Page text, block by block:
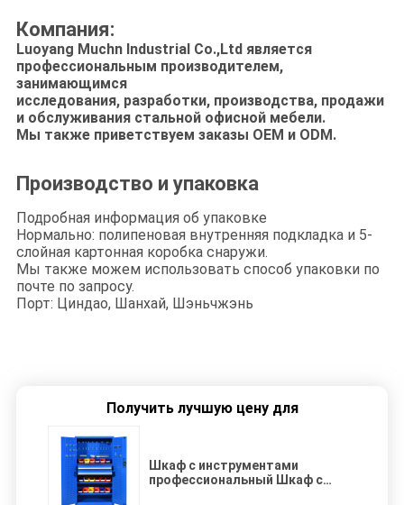
Компания:
Luoyang Muchn Industrial Co.,Ltd является
профессиональным производителем,
занимающимся
исследования, разработки, производства, продажи
и обслуживания стальной офисной мебели.
Мы также приветствуем заказы OEM и ODM.
Производство и упаковка
Подробная информация об упаковке
Нормально: полипеновая внутренняя подкладка и 5-
слойная картонная коробка снаружи.
Мы также можем использовать способ упаковки по
почте по запросу.
Порт: Циндао, Шанхай, Шэньчжэнь
Получить лучшую цену для
Шкаф с инструментами
профессиональный Шкаф с